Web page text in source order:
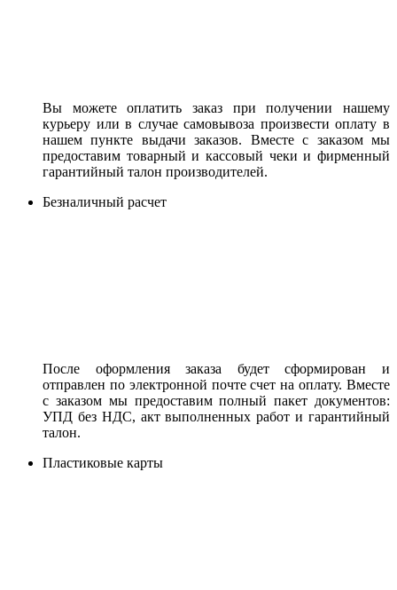
Вы можете оплатить заказ при получении нашему
курьеру или в случае самовывоза произвести оплату в
нашем пункте выдачи заказов. Вместе с заказом мы
предоставим товарный и кассовый чеки и фирменный
гарантийный талон производителей.
Безналичный расчет
После оформления заказа будет сформирован и
отправлен по электронной почте счет на оплату. Вместе
с заказом мы предоставим полный пакет документов:
УПД без НДС, акт выполненных работ и гарантийный
талон.
Пластиковые карты